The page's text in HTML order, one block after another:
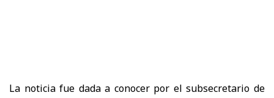
La noticia fue dada a conocer por el subsecretario de